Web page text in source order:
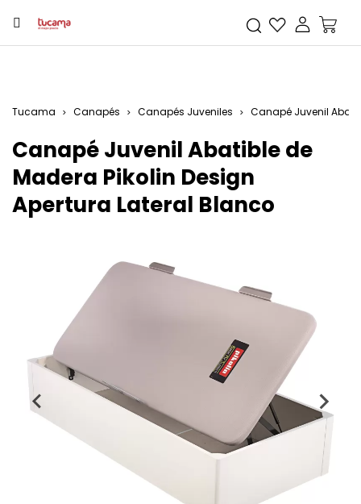
Tucama Canapés Canapés Juveniles Canapé Juvenil
Canapé Juvenil Abatible de
Madera Pikolin Design
Apertura Lateral Blanco